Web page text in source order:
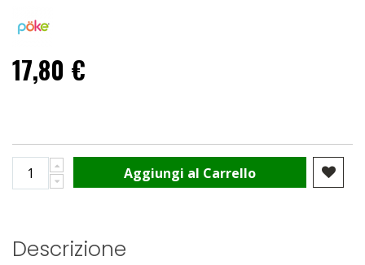
17,80 €
Aggiungi al Carrello
Descrizione